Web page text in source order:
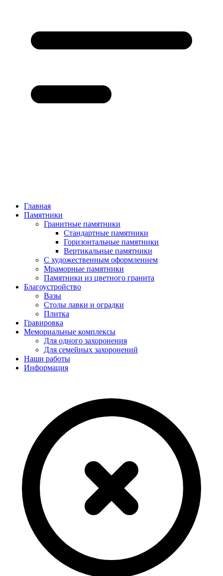
Главная
Памятники
Гранитные памятники
Стандартные памятники
Горизонтальные памятники
Вертикальные памятники
С художественным оформлением
Мраморные памятники
Памятники из цветного гранита
Благоустройство
Вазы
Столы лавки и оградки
Плитка
Гравировка
Мемориальные комплексы
Для одного захоронения
Для семейных захоронений
Наши работы
Информация